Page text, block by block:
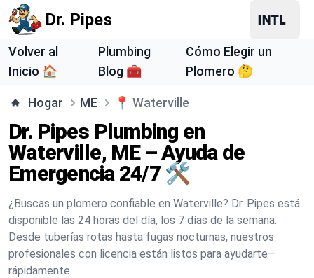
Dr. Pipes
Volver al
Inicio 🏠
Plumbing
Blog 🧰
Cómo Elegir un
Plomero 🤔
Hogar ME 📍 Waterville
Dr. Pipes Plumbing en
Waterville, ME – Ayuda de
Emergencia 24/7 🛠️
¿Buscas un plomero confiable en Waterville? Dr. Pipes está
disponible las 24 horas del día, los 7 días de la semana.
Desde tuberías rotas hasta fugas nocturnas, nuestros
profesionales con licencia están listos para ayudarte—
rápidamente.